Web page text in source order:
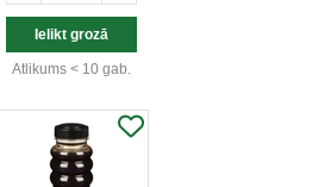
Atlikums < 10 gab.